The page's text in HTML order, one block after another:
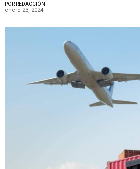
POR REDACCIÓN
enero 23, 2024